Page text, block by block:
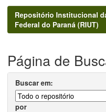
Repositório Institucional
Federal do Paraná (RIUT)
Página de
Buscar em:
por